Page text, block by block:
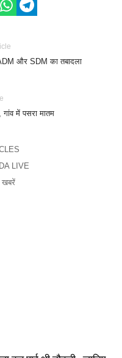
और SDM का तबादला
गांव में पसरा मातम
LIVE
खबरें